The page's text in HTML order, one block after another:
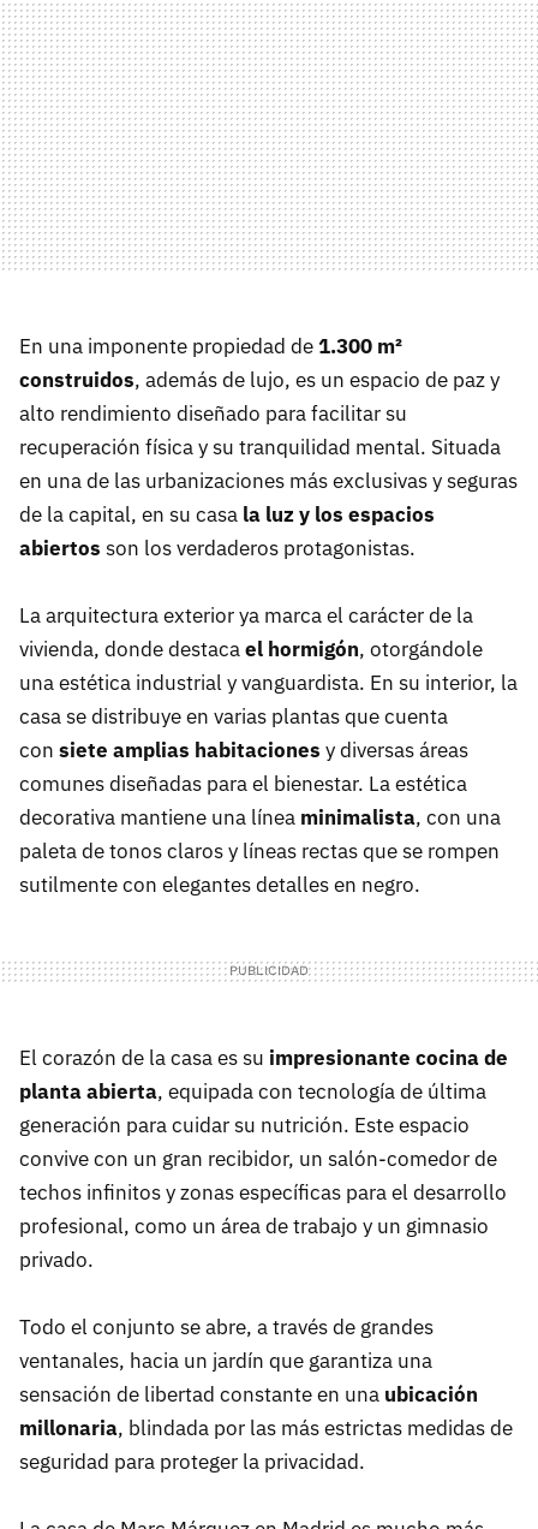
En una imponente propiedad de1.300 m²
construidos, además de lujo, es un espacio de paz y
alto rendimiento diseñado para facilitar su
recuperación física y su tranquilidad mental. Situada
en una de las urbanizaciones más exclusivas y seguras
de la capital, en su casa la luz y los espacios
abiertos son los verdaderos protagonistas.
La arquitectura exterior ya marca el carácter de la
vivienda, donde destacael hormigón, otorgándole
una estética industrial y vanguardista. En su interior, la
casa se distribuye en varias plantas que cuenta
con siete amplias habitaciones y diversas áreas
comunes diseñadas para el bienestar. La estética
decorativa mantiene una línea minimalista, con una
paleta de tonos claros y líneas rectas que se rompen
sutilmente con elegantes detalles en negro.
El corazón de la casa es su impresionante cocina de
planta abierta, equipada con tecnología de última
generación para cuidar su nutrición. Este espacio
convive con un gran recibidor, un salón-comedor de
techos infinitos y zonas específicas para el desarrollo
profesional, como un área de trabajo y un gimnasio
privado.
Todo el conjunto se abre, a través de grandes
ventanales, hacia un jardín que garantiza una
sensación de libertad constante en una ubicación
millonaria, blindada por las más estrictas medidas de
seguridad para proteger la privacidad.